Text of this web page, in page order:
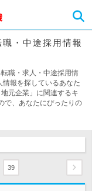
・中途採用情報
職・求人・中途採用情
報を探しているあなた
元企業」に関連するキ
で、あなたにぴったりの
39